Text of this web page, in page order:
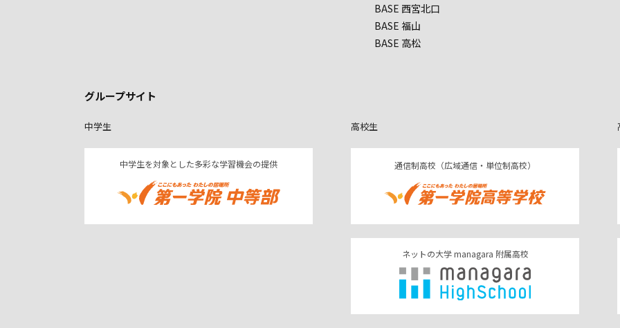
BASE 西宮北口
BASE 福山
BASE 高松
グループサイト
中学生
中学生を対象とした多彩な学習機会の提供
高校生
通信制高校（広域通信・単位制高校）
ネットの大学 managara 附属高校